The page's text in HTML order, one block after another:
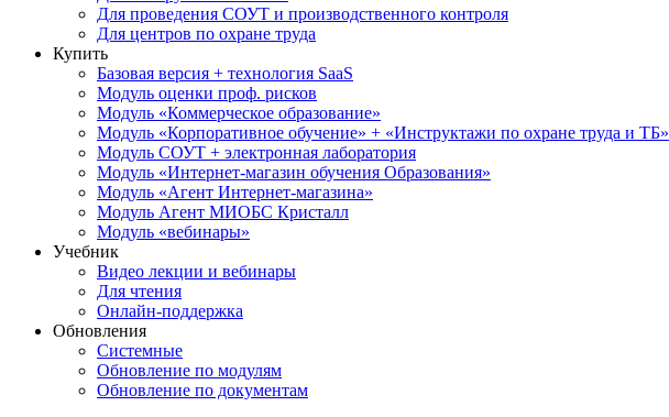
Для проведения СОУТ и производственного контроля
Для центров по охране труда
Купить
Базовая версия + технология SaaS
Модуль оценки проф. рисков
Модуль «Коммерческое образование»
Модуль «Корпоративное обучение» + «Инструктажи по охране труда и ТБ»
Модуль СОУТ + электронная лаборатория
Модуль «Интернет-магазин обучения Образования»
Модуль «Агент Интернет-магазина»
Модуль Агент МИОБС Кристалл
Модуль «вебинары»
Учебник
Видео лекции и вебинары
Для чтения
Онлайн-поддержка
Обновления
Системные
Обновление по модулям
Обновление по документам